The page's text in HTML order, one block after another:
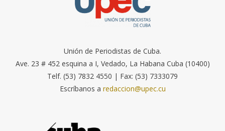
Unión de Periodistas de Cuba.
Ave. 23 # 452 esquina a I, Vedado, La Habana Cuba (10400)
Telf. (53) 7832 4550 | Fax: (53) 7333079
Escríbanos a redaccion@upec.cu